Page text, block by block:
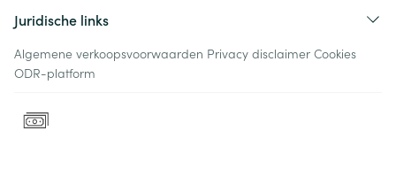
Juridische links
Algemene verkoopsvoorwaarden Privacy disclaimer Cookies
ODR-platform